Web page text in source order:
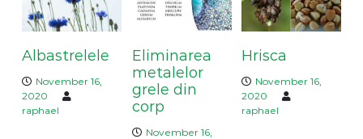
t
o
n
Albastrelele
November 16,
2020
raphael
Eliminarea
metalelor
grele din
corp
November 16,
Hrisca
November 16,
2020
raphael